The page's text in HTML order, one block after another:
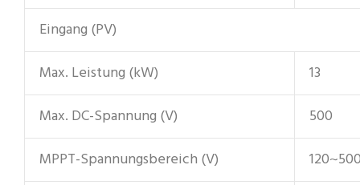
Eingang (PV)
Max. Leistung (kW)
13
Max. DC-Spannung (V)
500
MPPT-Spannungsbereich (V)